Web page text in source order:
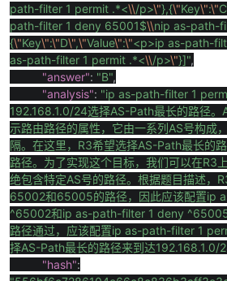
path-filter 1 permit .*<\\/p>\"},{\"Key\":\"C
path-filter 1 deny 65001$\\nip as-path-
{\"Key\":\"D\",\"Value\":\"<p>ip as-path-
as-path-filter 1 permit .*<\\/p>\"}]",
"answer": "B",
"analysis": "ip as-path-filter 1
192.168.1.0/24选择AS-Path最长的路径。
示路由路径的属性，它由一系列AS号构成，
隔。在这里， R3希望选择AS-Path最长的
路径。为了实现这个目标，我们可以在R3
绝包含特定AS号的路径。根据题目描述，
65002和65005的路径，因此应该配置ip
^65002和ip as-path-filter 1 deny
路径通过，应该配置ip as-path-filter 1
择AS-Path最长的路径来到达192.168.1.0/
"hash":